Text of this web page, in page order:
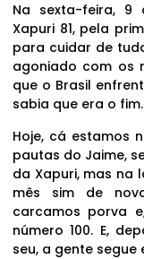
Na sexta-feira, 9
Xapuri 81, pela
para cuidar de
agoniado com os
que o Brasil
sabia que era o fim.
Hoje, cá estamos
pautas do Jaime,
da Xapuri, mas na
mês sim de
carcamos porva
número 100. E,
seu, a gente segue